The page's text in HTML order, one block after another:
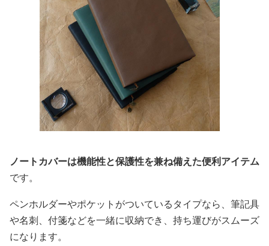
ノートカバーは機能性と保護性を兼ね備えた便利アイテム
です。
ペンホルダーやポケットがついているタイプなら、筆記具
や名刺、付箋などを一緒に収納でき、持ち運びがスムーズ
になります。